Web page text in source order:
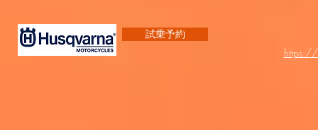
試乗予約
https://